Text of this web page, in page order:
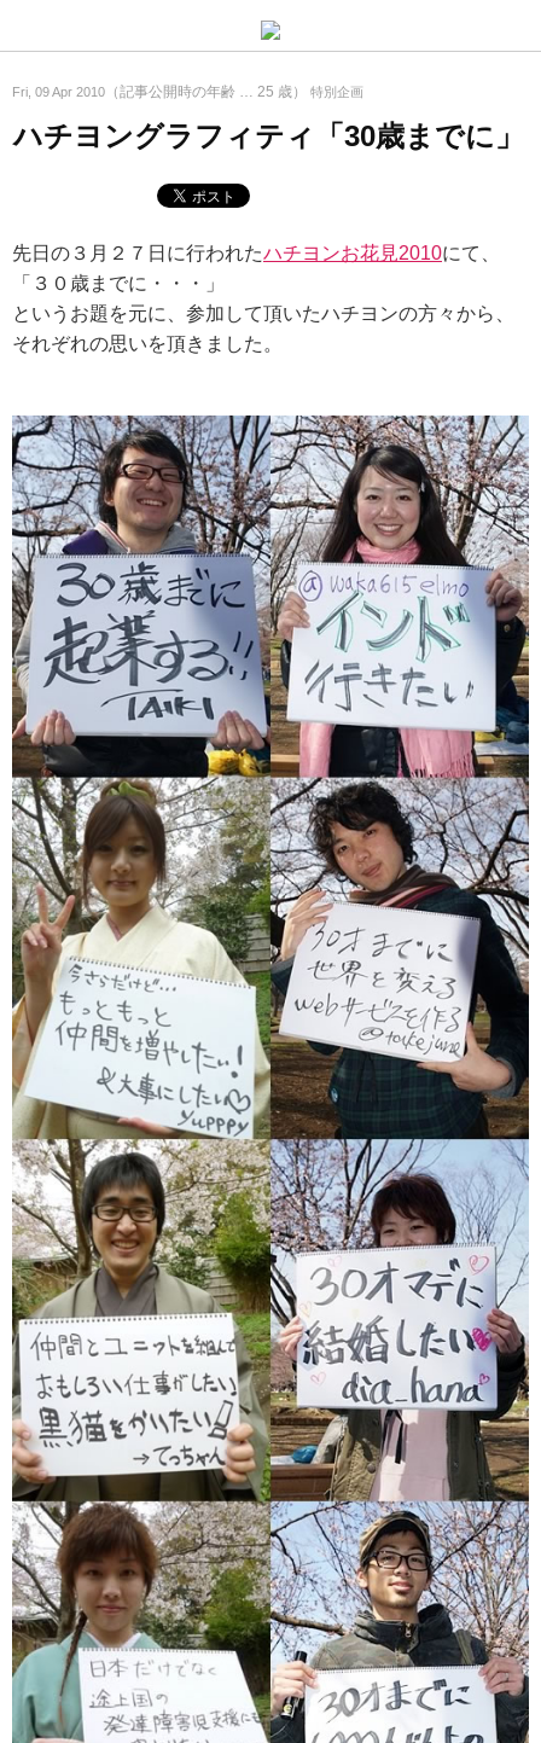
Fri, 09 Apr 2010 （記事公開時の年齢 … 25 歳） 特別企画
ハチヨングラフィティ「30歳までに」
先日の３月２７日に行われたハチヨンお花見2010にて、
「３０歳までに・・・」
というお題を元に、参加して頂いたハチヨンの方々から、
それぞれの思いを頂きました。